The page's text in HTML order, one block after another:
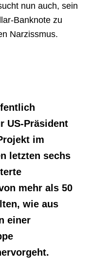
nun auch, sein
Banknote zu
Narzissmus.
US-Präsident
im
letzten sechs
mehr als 50
wie aus
einer